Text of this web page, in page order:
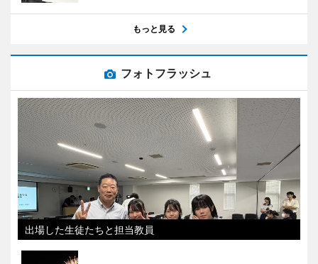
もっと見る
フォトフラッシュ
出場した生徒たちと担当教員